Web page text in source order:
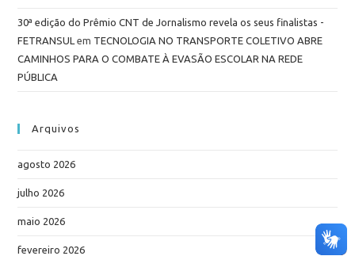
30ª edição do Prêmio CNT de Jornalismo revela os seus finalistas -
FETRANSUL em TECNOLOGIA NO TRANSPORTE COLETIVO ABRE
CAMINHOS PARA O COMBATE À EVASÃO ESCOLAR NA REDE
PÚBLICA
Arquivos
agosto 2026
julho 2026
maio 2026
fevereiro 2026